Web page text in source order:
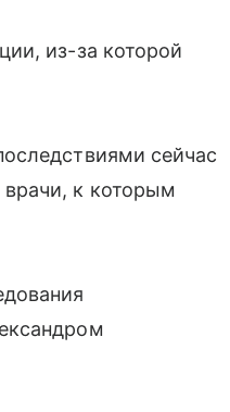
из-за которой
сейчас
врачи, к которым